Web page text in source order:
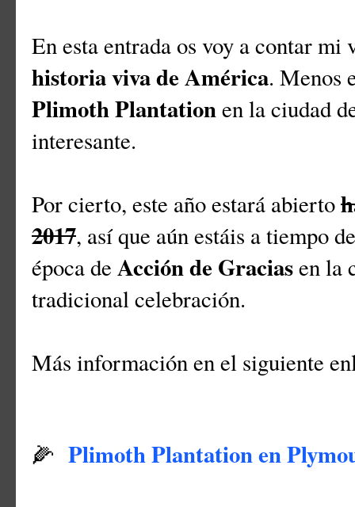
En esta entrada os voy a contar
historia viva de América. Menos
Plimoth Plantationen la ciudad
interesante.
Por cierto, este año estará abierto
2017, así que aún estáis a tiempo
época de Acción de Graciasen la
tradicional celebración.
Más información en el siguiente
🌽 Plimoth Plantation en